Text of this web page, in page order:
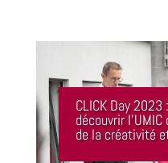
CLICK Day
découvrir
de la créativité